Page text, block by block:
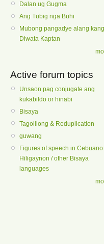
Dalan ug Gugma
Ang Tubig nga Buhi
Mubong pangadye alang kang
Diwata Kaptan
Active forum topics
Unsaon pag conjugate ang
kukabildo or hinabi
Bisaya
Tagolilong & Reduplication
guwang
Figures of speech in Cebuano
Hiligaynon / other Bisaya
languages